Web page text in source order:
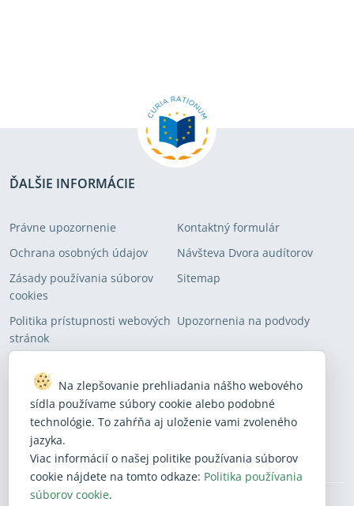
ĎALŠIE INFORMÁCIE
Právne upozornenie
Kontaktný formulár
Ochrana osobných údajov
Návšteva Dvora audítorov
Zásady používania súborov
cookies
Sitemap
Politika prístupnosti webových
stránok
Upozornenia na podvody
PRIHLÁSTE SA DO NAŠICH ZOZNAMOV ADRESÁTOV
Prihlásenie sa na odber našich najnovších správ
Prihlásiť sa
Na zlepšovanie prehliadania nášho webového
sídla používame súbory cookie alebo podobné
technológie. To zahŕňa aj uloženie vami zvoleného
jazyka.
Viac informácií o našej politike používania súborov
cookie nájdete na tomto odkaze: Politika používania
súborov cookie.